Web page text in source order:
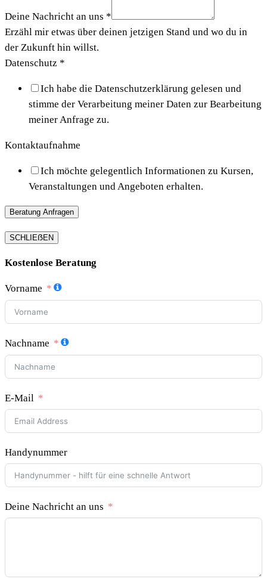
Deine Nachricht an uns *
Erzähl mir etwas über deinen jetzigen Stand und wo du in
der Zukunft hin willst.
Datenschutz *
Ich habe die Datenschutzerklärung gelesen und
stimme der Verarbeitung meiner Daten zur Bearbeitung
meiner Anfrage zu.
Kontaktaufnahme
Ich möchte gelegentlich Informationen zu Kursen,
Veranstaltungen und Angeboten erhalten.
Beratung Anfragen
SCHLIEẞEN
Kostenlose Beratung
Vorname
Nachname
E-Mail
Handynummer
Deine Nachricht an uns